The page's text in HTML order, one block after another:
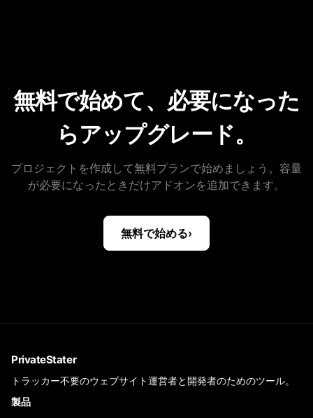
無料で始めて、必要になった
らアップグレード。
プロジェクトを作成して無料プランで始めましょう。容量
が必要になったときだけアドオンを追加できます。
無料で始める›
PrivateStater
トラッカー不要のウェブサイト運営者と開発者のためのツール。
製品